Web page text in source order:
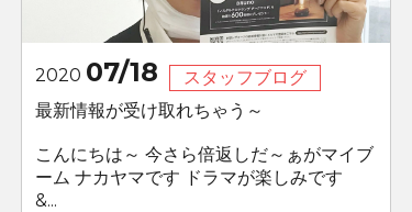
2020 07/18
スタッフブログ
最新情報が受け取れちゃう～
こんにちは～ 今さら倍返しだ～ぁがマイブ
ーム ナカヤマです ドラマが楽しみです
&...